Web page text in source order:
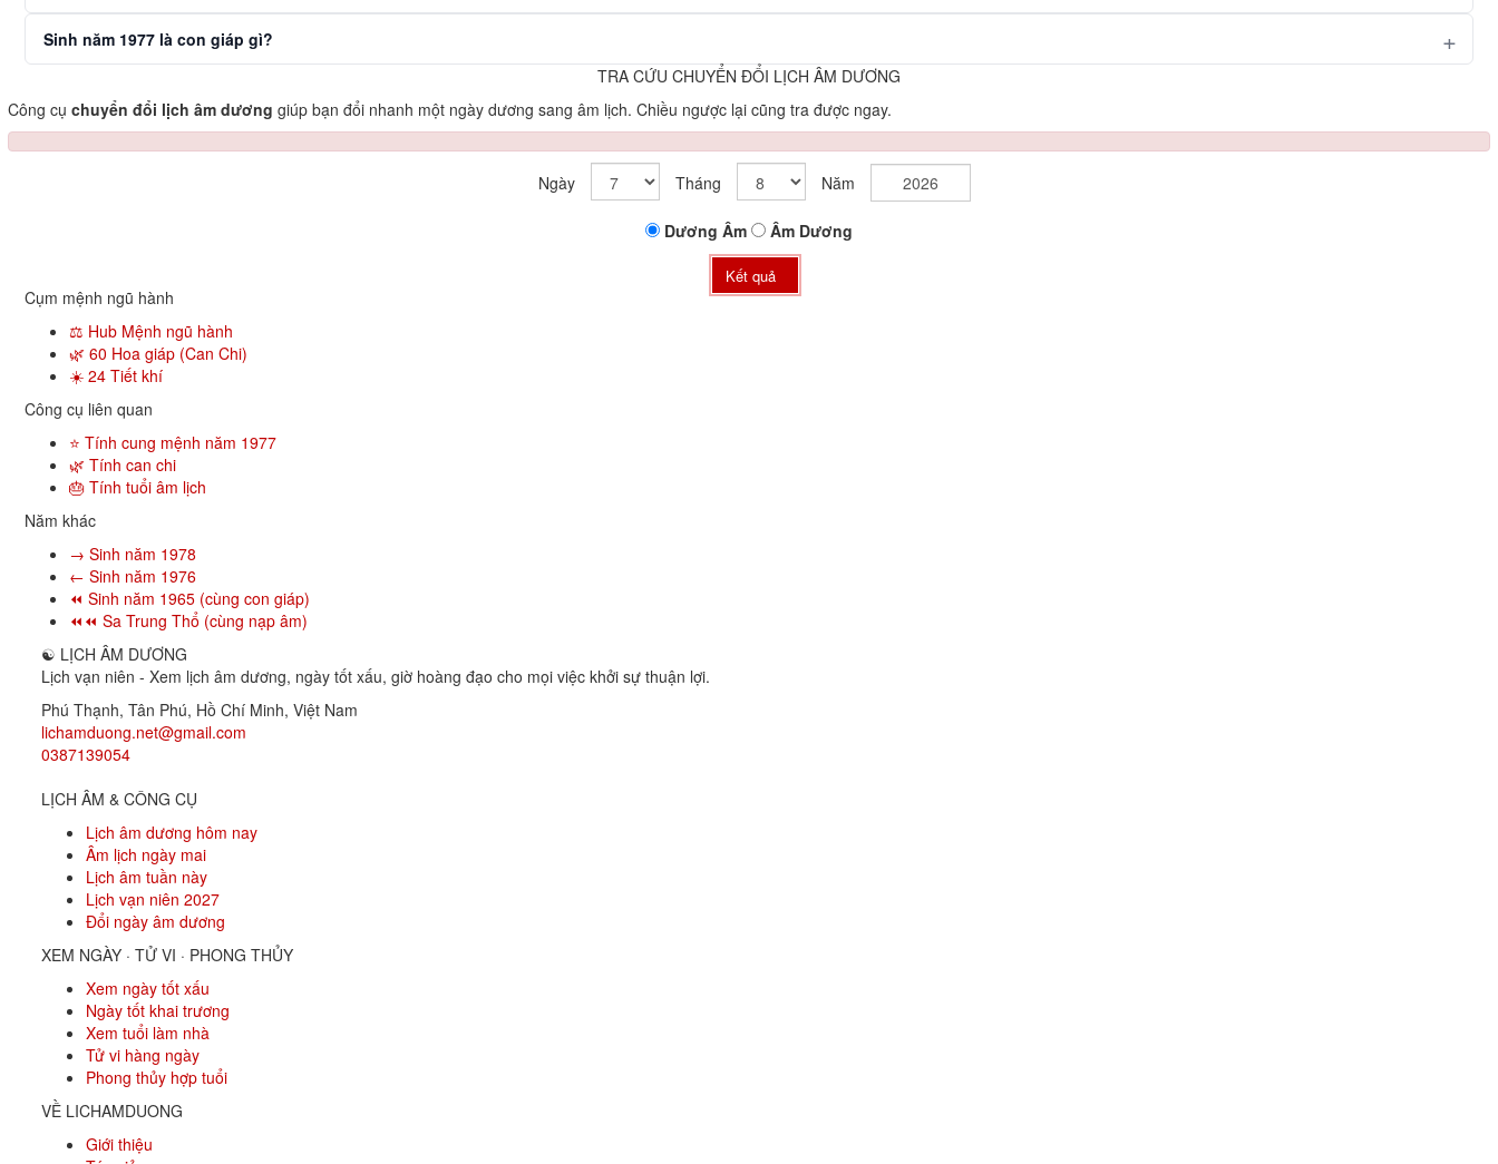
Sinh năm 1977 là con giáp gì?
TRA CỨU CHUYỂN ĐỔI LỊCH ÂM DƯƠNG
Công cụ chuyển đổi lịch âm dương giúp bạn đổi nhanh một ngày dương sang âm lịch. Chiều ngược lại cũng tra được ngay.
Ngày Tháng Năm
Dương Âm Âm Dương
Kết quả
Cụm mệnh ngũ hành
⚖️ Hub Mệnh ngũ hành
🌿 60 Hoa giáp (Can Chi)
☀️ 24 Tiết khí
Công cụ liên quan
⭐ Tính cung mệnh năm 1977
🌿 Tính can chi
🎂 Tính tuổi âm lịch
Năm khác
→ Sinh năm 1978
← Sinh năm 1976
⏪ Sinh năm 1965 (cùng con giáp)
⏪⏪ Sa Trung Thổ (cùng nạp âm)
☯ LỊCH ÂM DƯƠNG
Lịch vạn niên - Xem lịch âm dương, ngày tốt xấu, giờ hoàng đạo cho mọi việc khởi sự thuận lợi.
Phú Thạnh, Tân Phú, Hồ Chí Minh, Việt Nam
lichamduong.net@gmail.com
0387139054
LỊCH ÂM & CÔNG CỤ
Lịch âm dương hôm nay
Âm lịch ngày mai
Lịch âm tuần này
Lịch vạn niên 2027
Đổi ngày âm dương
XEM NGÀY · TỬ VI · PHONG THỦY
Xem ngày tốt xấu
Ngày tốt khai trương
Xem tuổi làm nhà
Tử vi hàng ngày
Phong thủy hợp tuổi
VỀ LICHAMDUONG
Giới thiệu